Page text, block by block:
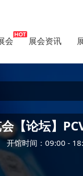
会 展会资讯
【论坛】
开馆时间：09:00 -